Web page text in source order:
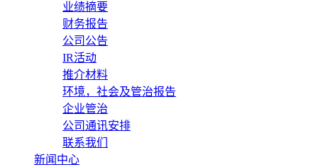
业绩摘要
财务报告
公司公告
IR活动
推介材料
环境，社会及管治报告
企业管治
公司通讯安排
联系我们
新闻中心